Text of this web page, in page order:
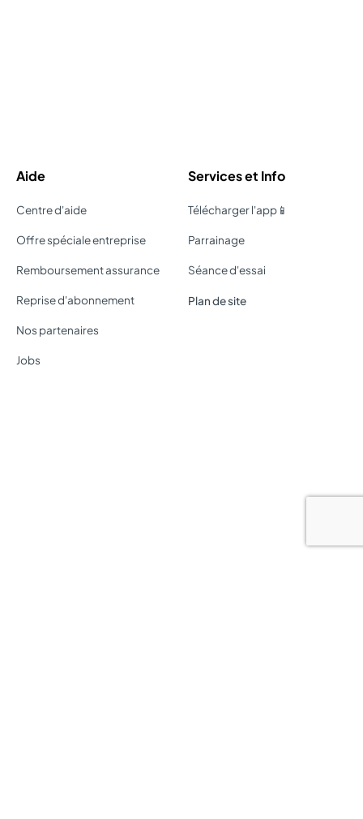
Aide
Centre d'aide
Offre spéciale entreprise
Remboursement assurance
Reprise d'abonnement
Nos partenaires
Jobs
Services et Info
Télécharger l'app📱
Parrainage
Séance d'essai
Plan de site